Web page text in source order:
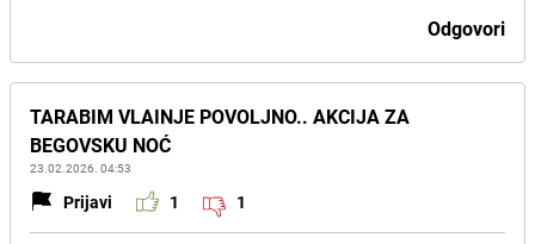
Odgovori
TARABIM VLAINJE POVOLJNO.. AKCIJA ZA
BEGOVSKU NOĆ
23.02.2026. 04:53
Prijavi 1 1